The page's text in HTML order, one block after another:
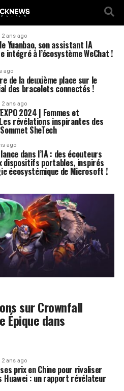
2 ans ago
Yuanbao, son assistant IA
intégré à l’écosystème WeChat !
ago
de la deuxième place sur le
des bracelets connectés !
2 ans ago
2024 | Femmes et
révélations inspirantes des
SheTech
ago
dans l’IA : des écouteurs
dispositifs portables, inspirés
écosystémique de Microsoft !
sur Crownfall
Épique dans
2 ans ago
prix en Chine pour rivaliser
Huawei : un rapport révélateur